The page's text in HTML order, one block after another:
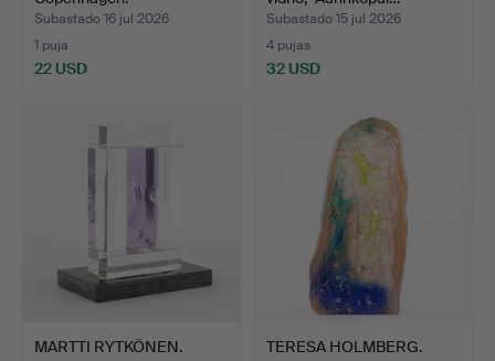
Subastado 16 jul 2026
1 puja
22 USD
Subastado 15 jul 2026
4 pujas
32 USD
MARTTI RYTKÖNEN.
TERESA HOLMBERG.